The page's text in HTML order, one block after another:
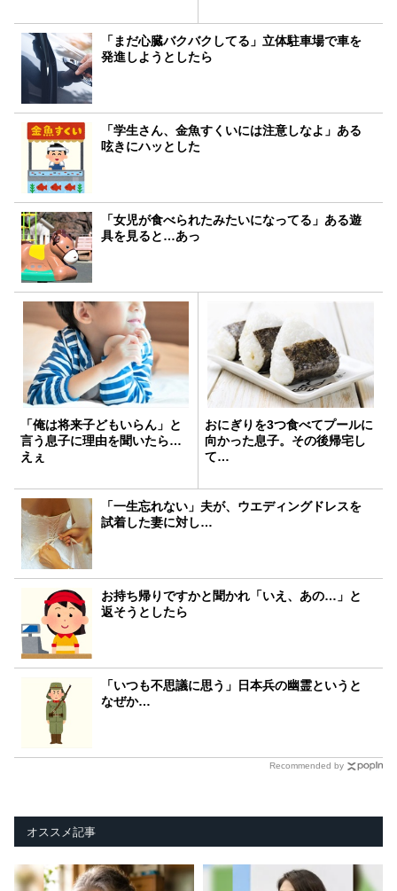
「まだ心臓バクバクしてる」立体駐車場で車を
発進しようとしたら
「学生さん、金魚すくいには注意しなよ」ある
呟きにハッとした
「女児が食べられたみたいになってる」ある遊
具を見ると…あっ
「俺は将来子どもいらん」と
言う息子に理由を聞いたら…
えぇ
おにぎりを3つ食べてプールに
向かった息子。その後帰宅し
て…
「一生忘れない」夫が、ウエディングドレスを
試着した妻に対し…
お持ち帰りですかと聞かれ「いえ、あの…」と
返そうとしたら
「いつも不思議に思う」日本兵の幽霊というと
なぜか…
Recommended by
オススメ記事